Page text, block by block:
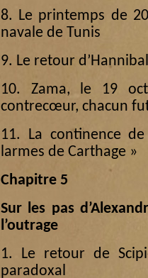
8. Le printemps de
navale de Tunis
9. Le retour d’Hannibal
10. Zama, le 19
contrecœur, chacun
11. La continence
larmes de Carthage »
Chapitre 5
Sur les pas
l’outrage
1. Le retour de
paradoxal